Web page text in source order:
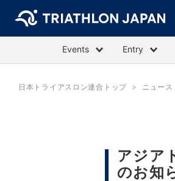
Events Entry
日本トライアスロン連合トップ ニュー
アジア
のお知